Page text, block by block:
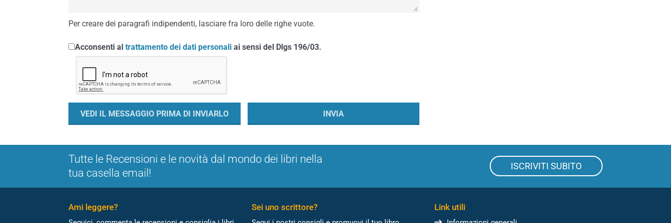
Per creare dei paragrafi indipendenti, lasciare fra loro delle righe vuote.
Acconsenti al trattamento dei dati personali ai sensi del Dlgs 196/03.
Tutte le Recensioni e le novità dal mondo dei libri nella
tua casella email!
ISCRIVITI SUBITO
Ami leggere? Sei uno scrittore? Link utili